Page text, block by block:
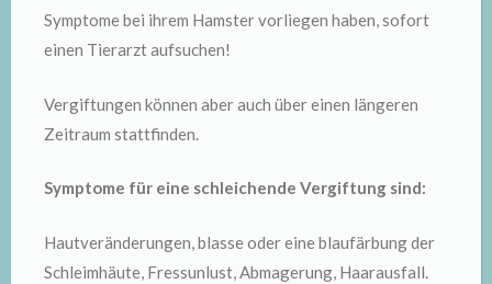
Symptome bei ihrem Hamster vorliegen haben, sofort
einen Tierarzt aufsuchen!
Vergiftungen können aber auch über einen längeren
Zeitraum stattfinden.
Symptome für eine schleichende Vergiftung sind:
Hautveränderungen, blasse oder eine blaufärbung der
Schleimhäute, Fressunlust, Abmagerung, Haarausfall.